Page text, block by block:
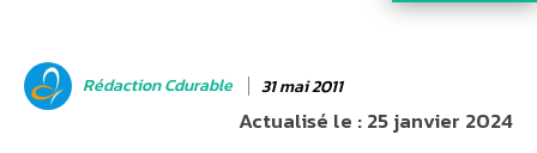
Rédaction Cdurable 31 mai 2011
Actualisé le :25 janvier 2024